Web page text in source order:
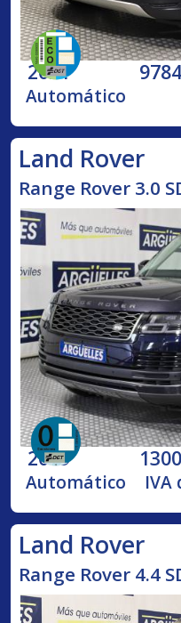
2021
Automático
Land Rover
Range Rover 3.0
2019
Automático IVA
Land Rover
Range Rover 4.4